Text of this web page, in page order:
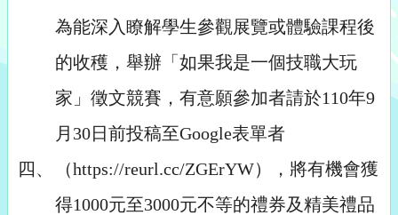
四、
為能深入瞭解學生參觀展覽或體驗課程後
的收穫，舉辦「如果我是一個技職大玩
家」徵文競賽，有意願參加者請於110年9
月30日前投稿至Google表單者
（https://reurl.cc/ZGErYW），將有機會獲
得1000元至3000元不等的禮券及精美禮品